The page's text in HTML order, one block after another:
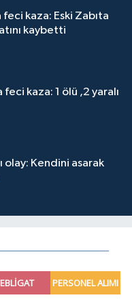
feci kaza: Eski Zabıta
kaybetti
kaza: 1 ölü ,2 yaralı
olay: Kendini asarak